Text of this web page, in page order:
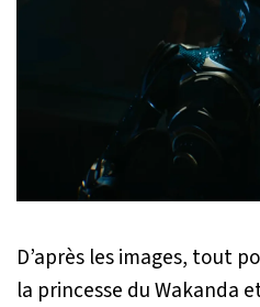
D’après les images, tout
la princesse du Wakanda